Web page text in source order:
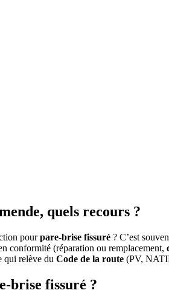
quels recours ?
pourpare-brise fissuré ? C’est
conformité (réparation ou remplacement,
qui relève du Code de la route (PV,
brise fissuré ?